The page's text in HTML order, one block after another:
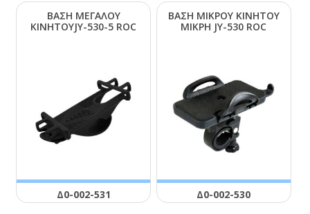
ΒΑΣΗ ΜΕΓΑΛΟΥ
ΚΙΝΗΤΟΥJΥ-530-5 RΟC
Δ0-002-531
ΒΑΣΗ ΜΙΚΡΟΥ ΚΙΝΗΤΟΥ
ΜΙΚΡΗ JΥ-530 RΟC
Δ0-002-530